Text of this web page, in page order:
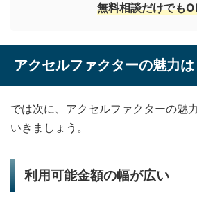
無料相談だけでも
アクセルファクターの魅力は
では次に、アクセルファクターの魅
いきましょう。
利用可能金額の幅が広い